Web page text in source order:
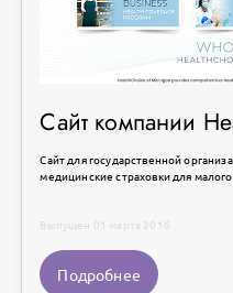
Сайт компании
Сайт для государственной
медицинские страховки для
Выпущен 01 марта 2016
Подробнее